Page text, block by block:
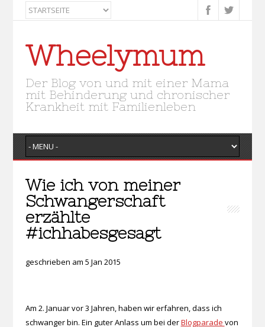
Wheelymum
Der Blog von und mit einer Mama
mit Behinderung und chronischer
Krankheit mit Familienleben
Wie ich von meiner
Schwangerschaft
erzählte
#ichhabesgesagt
geschrieben am 5 Jan 2015
Am 2. Januar vor 3 Jahren, haben wir erfahren, dass ich
schwanger bin. Ein guter Anlass um bei derBlogparade von